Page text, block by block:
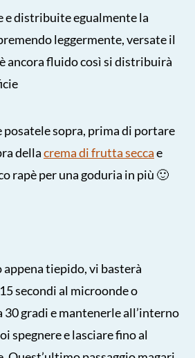
e distribuite egualmente la
leggermente, versate il
ancora fluido così si distribuirà
posatele sopra, prima di portare
dellacrema di frutta seccae
rapè per una goduria in più 🙂
tiepido, vi basterà
secondi al microonde o
30 gradi e mantenerle all’interno
spegnere e lasciare fino al